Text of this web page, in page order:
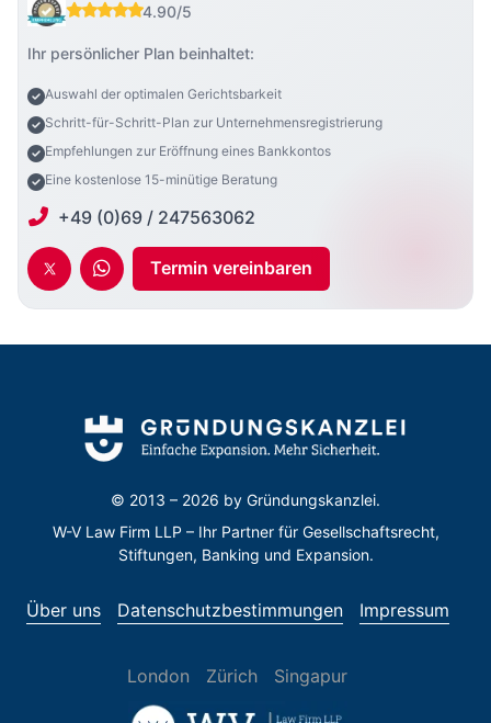
4.90/5
Ihr persönlicher Plan beinhaltet:
Auswahl der optimalen Gerichtsbarkeit
Schritt-für-Schritt-Plan zur Unternehmensregistrierung
Empfehlungen zur Eröffnung eines Bankkontos
Eine kostenlose 15-minütige Beratung
+49 (0)69 / 247563062
Termin vereinbaren
© 2013 – 2026 by Gründungskanzlei.
W-V Law Firm LLP – Ihr Partner für Gesellschaftsrecht,
Stiftungen, Banking und Expansion.
Über uns Datenschutzbestimmungen Impressum
London Zürich Singapur